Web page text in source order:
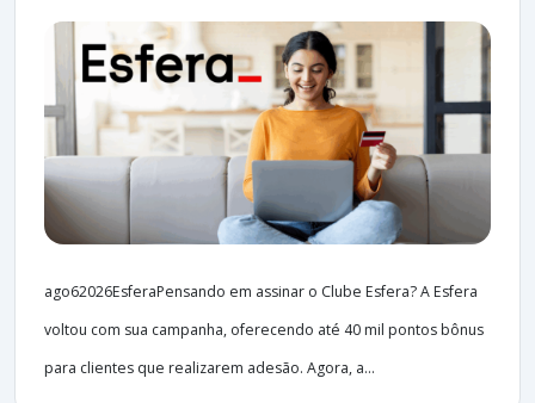
ago62026EsferaPensando em assinar o Clube Esfera? A Esfera
voltou com sua campanha, oferecendo até 40 mil pontos bônus
para clientes que realizarem adesão. Agora, a...